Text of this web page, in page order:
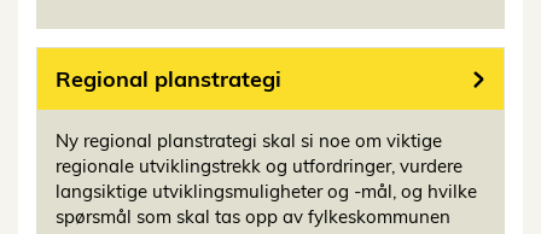
Regional planstrategi
Ny regional planstrategi skal si noe om viktige
regionale utviklingstrekk og utfordringer, vurdere
langsiktige utviklingsmuligheter og -mål, og hvilke
spørsmål som skal tas opp av fylkeskommunen